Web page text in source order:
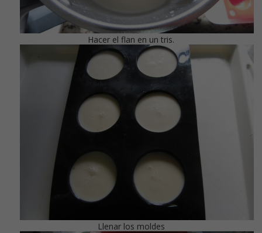
Hacer el flan en un tris.
Llenar los moldes